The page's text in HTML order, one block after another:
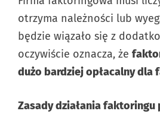
otrzyma należności lub
będzie wiązało się z
oczywiście oznacza, że
dużo bardziej opłacalny dla
Zasady działania faktoringu